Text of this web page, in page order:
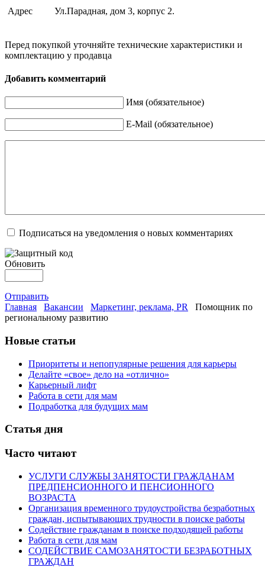
Адрес
Ул.Парадная, дом 3, корпус 2.
Перед покупкой уточняйте технические характеристики и
комплектацию у продавца
Добавить комментарий
Имя (обязательное)
E-Mail (обязательное)
Подписаться на уведомления о новых комментариях
Обновить
Отправить
Главная
Вакансии Маркетинг, реклама, PR
Помощник по
региональному развитию
Новые статьи
Приоритеты и непопулярные решения для карьеры
Делайте «свое» дело на «отлично»
Карьерный лифт
Работа в сети для мам
Подработка для будущих мам
Статья дня
Часто читают
УСЛУГИ СЛУЖБЫ ЗАНЯТОСТИ ГРАЖДАНАМ
ПРЕДПЕНСИОННОГО И ПЕНСИОННОГО
ВОЗРАСТА
Организация временного трудоустройства безработных
граждан, испытывающих трудности в поиске работы
Содействие гражданам в поиске подходящей работы
Работа в сети для мам
СОДЕЙСТВИЕ САМОЗАНЯТОСТИ БЕЗРАБОТНЫХ
ГРАЖДАН